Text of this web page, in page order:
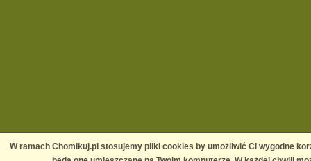
W ramach Chomikuj.pl stosujemy pliki cookies by umożliwić Ci wygodne